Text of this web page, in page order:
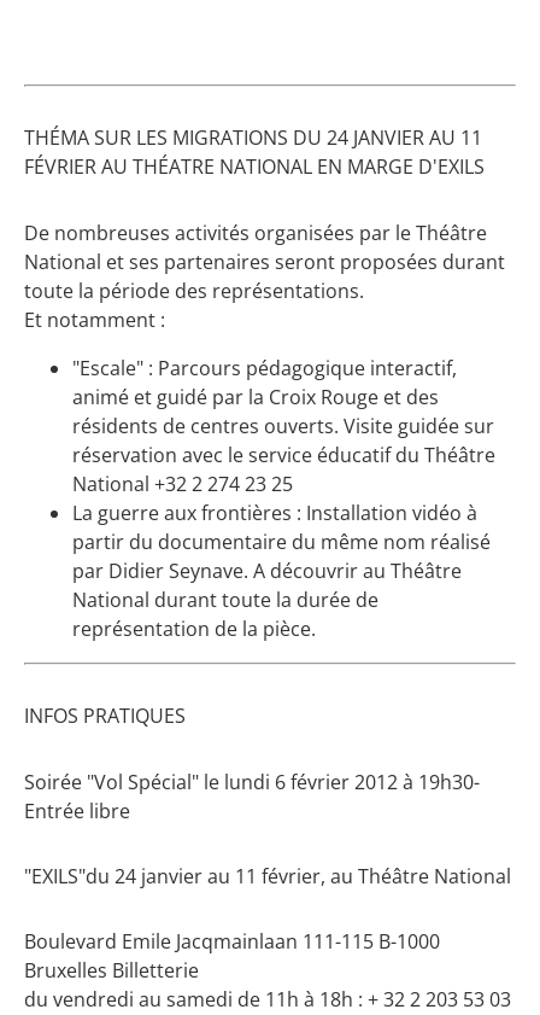
THÉMA SUR LES MIGRATIONS DU 24 JANVIER AU 11
FÉVRIER AU THÉATRE NATIONAL EN MARGE D'EXILS
De nombreuses activités organisées par le Théâtre
National et ses partenaires seront proposées durant
toute la période des représentations.
Et notamment :
"Escale" : Parcours pédagogique interactif,
animé et guidé par la Croix Rouge et des
résidents de centres ouverts. Visite guidée sur
réservation avec le service éducatif du Théâtre
National +32 2 274 23 25
La guerre aux frontières : Installation vidéo à
partir du documentaire du même nom réalisé
par Didier Seynave. A découvrir au Théâtre
National durant toute la durée de
représentation de la pièce.
INFOS PRATIQUES
Soirée "Vol Spécial" le lundi 6 février 2012 à 19h30-
Entrée libre
"EXILS"du 24 janvier au 11 février, au Théâtre National
Boulevard Emile Jacqmainlaan 111-115 B-1000
Bruxelles Billetterie
du vendredi au samedi de 11h à 18h : + 32 2 203 53 03